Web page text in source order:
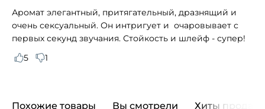
Аромат элегантный, притягательный, дразнящий и
очень сексуальный. Он интригует и очаровывает с
первых секунд звучания. Стойкость и шлейф - супер!
5
1
Похожие товары Вы смотрели Хиты продаж